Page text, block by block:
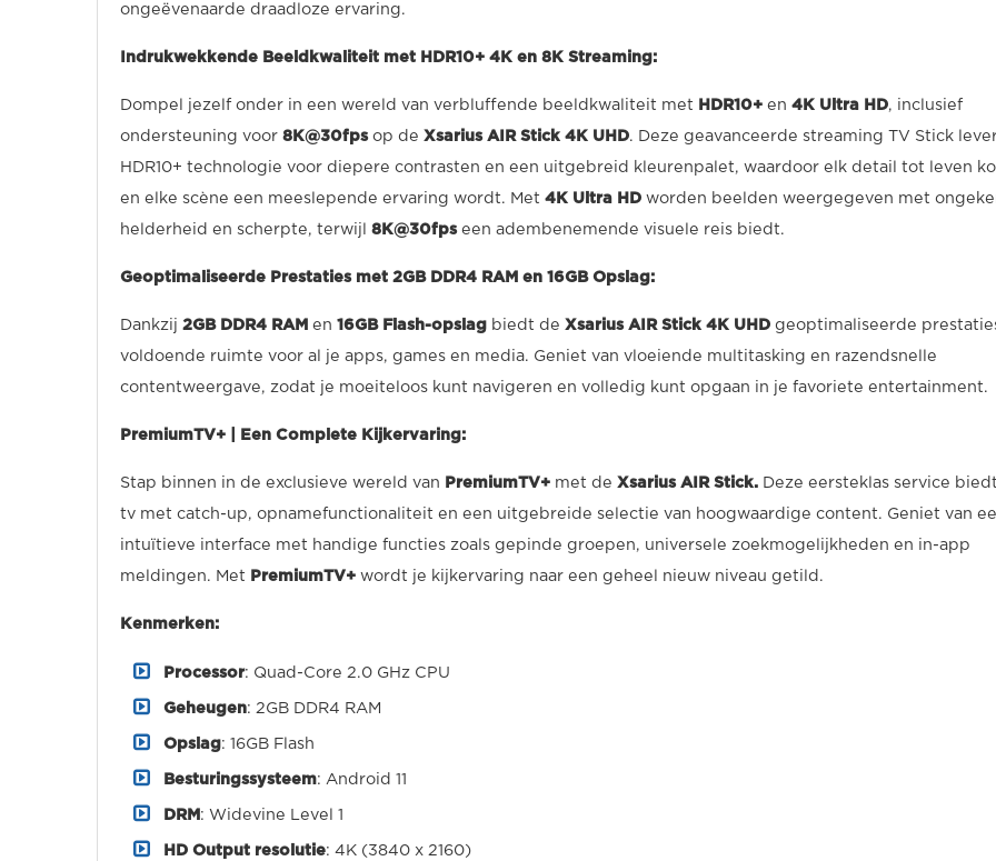
ongeëvenaarde draadloze ervaring.
Indrukwekkende Beeldkwaliteit met HDR10+ 4K en 8K Streaming:
Dompel jezelf onder in een wereld van verbluffende beeldkwaliteit met HDR10+ en 4K Ultra HD, inclusief
ondersteuning voor 8K@30fpsop de Xsarius AIR Stick 4K UHD. Deze geavanceerde streaming TV Stick
HDR10+ technologie voor diepere contrasten en een uitgebreid kleurenpalet, waardoor elk detail tot leven
en elke scène een meeslepende ervaring wordt. Met 4K Ultra HD worden beelden weergegeven met
helderheid en scherpte, terwijl 8K@30fpseen adembenemende visuele reis biedt.
Geoptimaliseerde Prestaties met 2GB DDR4 RAM en 16GB Opslag:
Dankzij 2GB DDR4 RAM en 16GB Flash-opslag biedt de Xsarius AIR Stick 4K UHD geoptimaliseerde
voldoende ruimte voor al je apps, games en media. Geniet van vloeiende multitasking en razendsnelle
contentweergave, zodat je moeiteloos kunt navigeren en volledig kunt opgaan in je favoriete entertainment.
PremiumTV+ | Een Complete Kijkervaring:
Stap binnen in de exclusieve wereld van PremiumTV+ met de Xsarius AIR Stick. Deze eersteklas service
tv met catch-up, opnamefunctionaliteit en een uitgebreide selectie van hoogwaardige content. Geniet van
intuïtieve interface met handige functies zoals gepinde groepen, universele zoekmogelijkheden en in-app
meldingen. Met PremiumTV+ wordt je kijkervaring naar een geheel nieuw niveau getild.
Kenmerken:
Processor: Quad-Core 2.0 GHz CPU
Geheugen: 2GB DDR4 RAM
Opslag: 16GB Flash
Besturingssysteem: Android 11
DRM : Widevine Level 1
HD Output resolutie: 4K (3840 x 2160)